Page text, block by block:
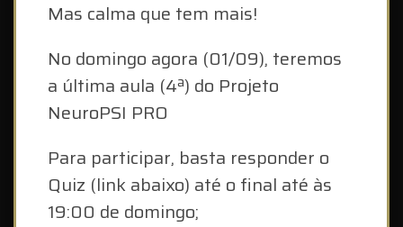
Mas calma que tem mais!
No domingo agora (01/09), teremos
a última aula (4ª) do Projeto
NeuroPSI PRO
Para participar, basta responder o
Quiz (link abaixo) até o final até às
19:00 de domingo;